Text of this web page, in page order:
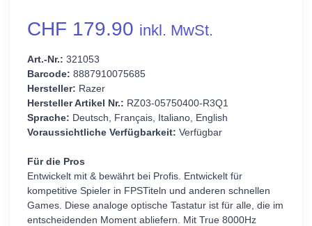
CHF 179.90 inkl. MwSt.
Art.-Nr.: 321053
Barcode: 8887910075685
Hersteller: Razer
Hersteller Artikel Nr.: RZ03-05750400-R3Q1
Sprache: Deutsch, Français, Italiano, English
Voraussichtliche Verfügbarkeit: Verfügbar
Für die Pros
Entwickelt mit & bewährt bei Profis. Entwickelt für
kompetitive Spieler in FPSTiteln und anderen schnellen
Games. Diese analoge optische Tastatur ist für alle, die im
entscheidenden Moment abliefern. Mit True 8000Hz